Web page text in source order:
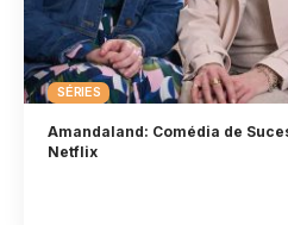
SÉRIES
Amandaland: Comédia de
Netflix